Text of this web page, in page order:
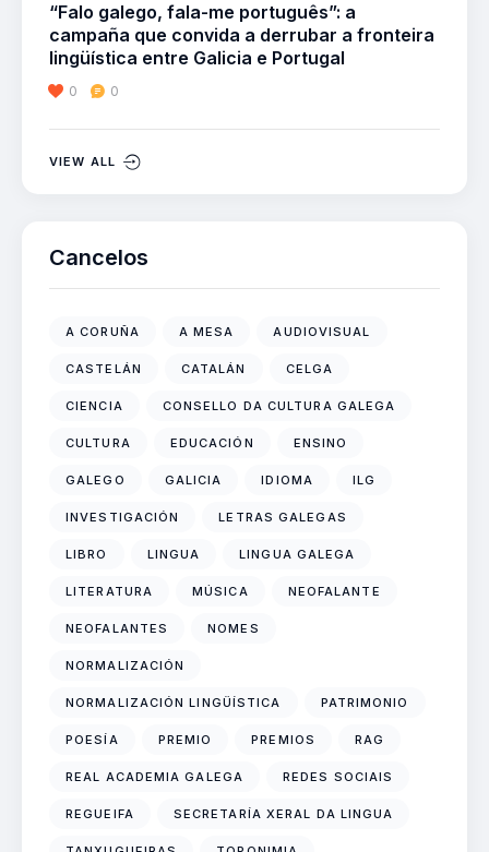
“Falo galego, fala-me português”: a
campaña que convida a derrubar a fronteira
lingüística entre Galicia e Portugal
0 0
VIEW ALL
Cancelos
A CORUÑA A MESA AUDIOVISUAL
CASTELÁN CATALÁN CELGA
CIENCIA CONSELLO DA CULTURA GALEGA
CULTURA EDUCACIÓN ENSINO
GALEGO GALICIA IDIOMA ILG
INVESTIGACIÓN LETRAS GALEGAS
LIBRO LINGUA LINGUA GALEGA
LITERATURA MÚSICA NEOFALANTE
NEOFALANTES NOMES
NORMALIZACIÓN
NORMALIZACIÓN LINGÜÍSTICA PATRIMONIO
POESÍA PREMIO PREMIOS RAG
REAL ACADEMIA GALEGA REDES SOCIAIS
REGUEIFA SECRETARÍA XERAL DA LINGUA